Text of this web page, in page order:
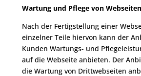
Wartung und Pflege von Webseiten
Nach der Fertigstellung einer
einzelner Teile hiervon kann der
Kunden Wartungs- und
auf die Webseite anbieten. Der
die Wartung von Drittwebseiten